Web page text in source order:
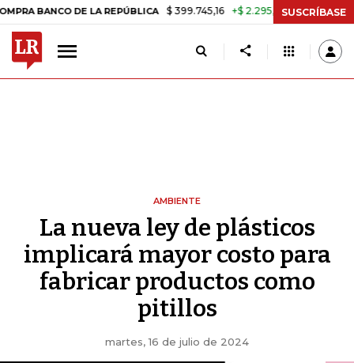
DE LA REPÚBLICA $ 399.745,16 +$ 2.295,71 +0,58% TASA DE
SUSCRÍBASE
AMBIENTE
La nueva ley de plásticos
implicará mayor costo para
fabricar productos como
pitillos
martes, 16 de julio de 2024